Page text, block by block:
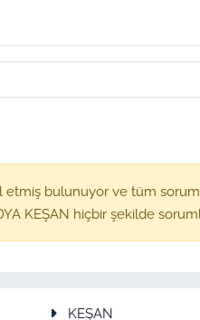
etmiş bulunuyor ve tüm
KEŞAN hiçbir şekilde
KEŞAN